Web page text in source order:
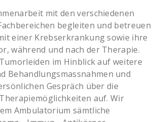
mit den verschiedenen
begleiten und betreuen
einer Krebserkrankung sowie ihre
während und nach der Therapie.
im Hinblick auf weitere
Behandlungsmassnahmen und
Gespräch über die
auf. Wir
Ambulatorium sämtliche